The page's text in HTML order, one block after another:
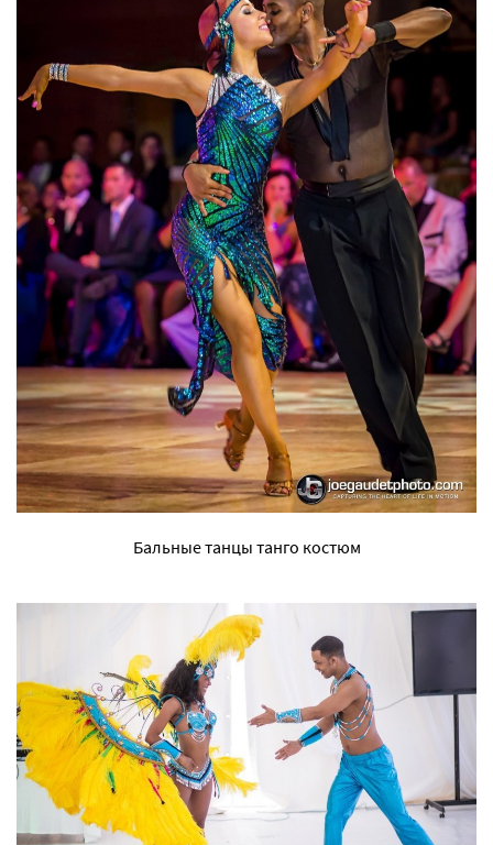
Бальные танцы танго костюм